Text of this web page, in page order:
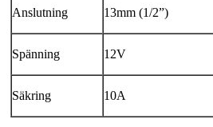
Anslutning 13mm (1/2”)
Spänning 12V
Säkring 10A